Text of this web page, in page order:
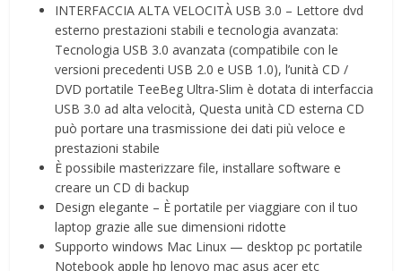
INTERFACCIA ALTA VELOCITÀ USB 3.0 – Lettore dvd
esterno prestazioni stabili e tecnologia avanzata:
Tecnologia USB 3.0 avanzata (compatibile con le
versioni precedenti USB 2.0 e USB 1.0), l’unità CD /
DVD portatile TeeBeg Ultra-Slim è dotata di interfaccia
USB 3.0 ad alta velocità, Questa unità CD esterna CD
può portare una trasmissione dei dati più veloce e
prestazioni stabile
È possibile masterizzare file, installare software e
creare un CD di backup
Design elegante – È portatile per viaggiare con il tuo
laptop grazie alle sue dimensioni ridotte
Supporto windows Mac Linux — desktop pc portatile
Notebook apple hp lenovo mac asus acer etc